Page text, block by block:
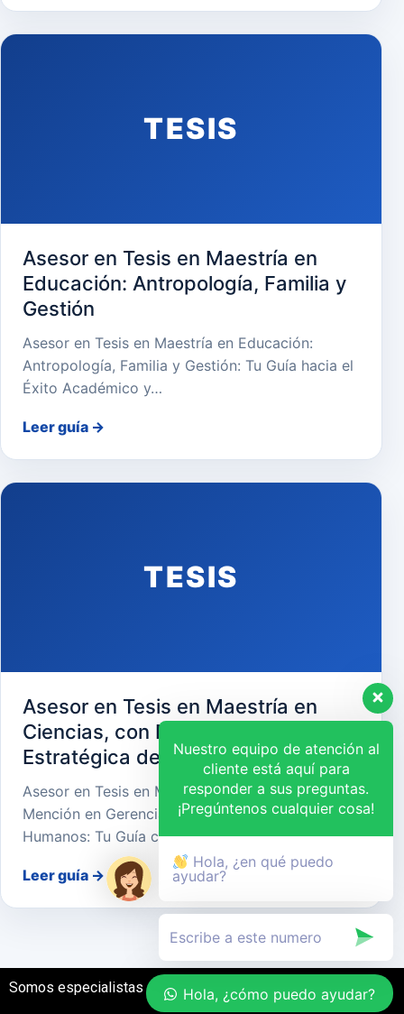
TESIS
Asesor en Tesis en Maestría en
Educación: Antropología, Familia y
Gestión
Asesor en Tesis en Maestría en Educación:
Antropología, Familia y Gestión: Tu Guía hacia el
Éxito Académico y…
Leer guía →
TESIS
Asesor en Tesis en Maestría en
Ciencias, con Mención en Gerencia
Estratégica de Recursos Humanos
Asesor en Tesis en Maestría en Ciencias, con
Mención en Gerencia Estratégica de Recursos
Humanos: Tu Guía cara…
Leer guía →
Somos especialistas en el desarrollo de tesis
Nuestro equipo de atención al
cliente está aquí para
responder a sus preguntas.
¡Pregúntenos cualquier cosa!
Hola, ¿en qué puedo
ayudar?
Hola, ¿cómo puedo ayudar?